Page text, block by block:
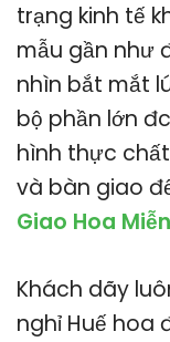
trạng kinh tế
mẫu gần như
nhìn bắt mắt
bộ phần lớn
hình thực
và bàn giao
Giao Hoa
Khách dãy
nghỉ Huế hoa